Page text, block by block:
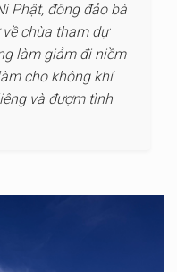
Phật, đông đảo bà
chùa tham dự
làm giảm đi niềm
cho không khí
và đượm tình